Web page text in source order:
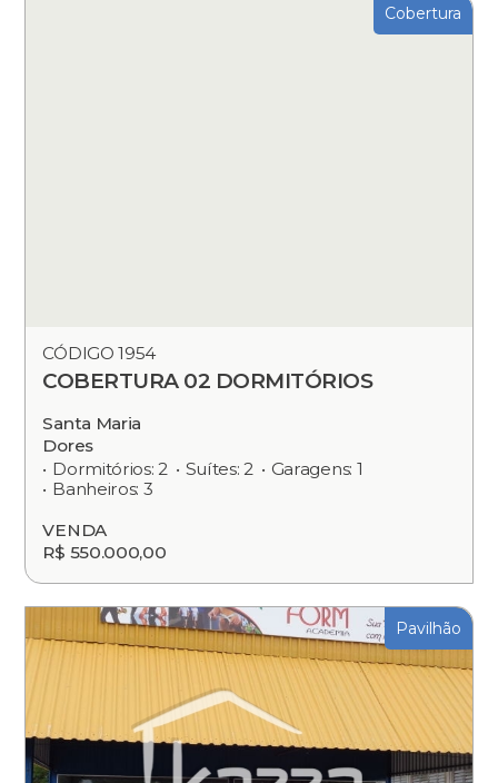
Cobertura
CÓDIGO 1954
COBERTURA 02 DORMITÓRIOS
Santa Maria
Dores
Dormitórios: 2
Suítes: 2
Garagens: 1
Banheiros: 3
VENDA
R$ 550.000,00
Pavilhão